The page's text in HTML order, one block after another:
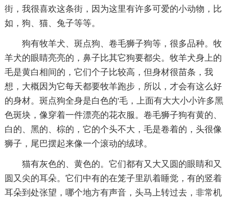
街，我很喜欢这条街，因为这里有许多可爱的小动物，比
如，狗、猫、兔子等等。
狗有牧羊犬、斑点狗、卷毛狮子狗等，很多品种。牧
羊犬的眼睛亮亮的，鼻子比其它狗要都尖。牧羊犬身上的
毛是黄白相间的，它们个子比较高，但身材很苗条，我
想，大概因为它每天都要牧羊跑步，所以，才会有这么好
的身材。斑点狗全身是白色的'毛，上面有大大小小许多黑
色斑块，像穿着一件漂亮的花衣服。卷毛狮子狗有黄的、
白的、黑的、棕的，它的个头不大，毛是卷着的，头很像
狮子，尾巴摆起来像一个滚动的绒球。
猫有灰色的、黄色的。它们都有又大又圆的眼睛和又
圆又尖的耳朵。它们中有的在笼子里趴着睡觉，有的竖着
耳朵到处张望，哪个地方有声音，头马上转过去，非常机